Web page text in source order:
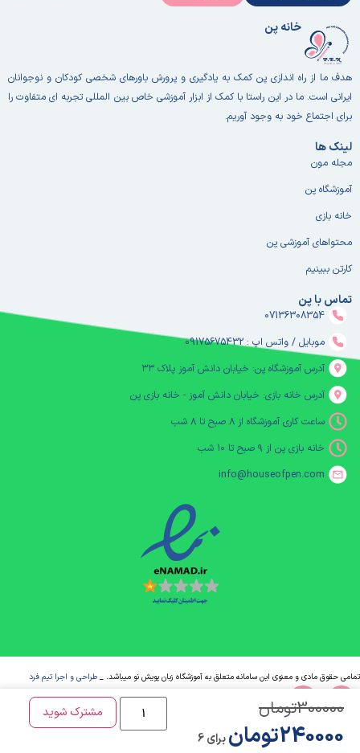
300000تومان
240000تومان
برای 6
مشترک شوید
خانه پن
هدف ما از راه اندازی پن کمک به یادگیری و پرورش باورهای شخصی کودکان و نوجوانان
ایرانی است. ما در این راستا با کمک از ابزار آموزشی خاص بین المللی تجربه ای متفاوت را
برای اجتماع خود به وجود آوریم.
لینک ها
مجله مون
آموزشگاه پن
خانه بازی
محتواهای آموزشی پن
کارتن ببینیم
تماس با پن
07136308354
موبایل / واتس اپ : 09175675432
آدرس آموزشگاه پن: خیابان دانش آموز پلاک ۳۳
آدرس خانه بازی: خیابان دانش آموز - خانه بازی پن
ساعت کاری آموزشگاه از ۸ صبح تا ۸ شب
خانه بازی پن از ۹ صبح تا ۱۰ شب
info@houseofpen.com
تمامی حقوق مادی و معنوی این سامانه متعلق به آموزشگاه زبان پویش نو میباشد. _ طراحی و اجرا تیم فرد